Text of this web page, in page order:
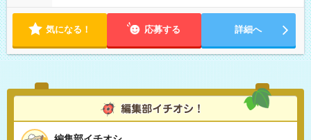
気になる！ 応募する 詳細へ